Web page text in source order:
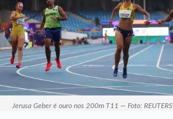
Jerusa Geber é ouro nos 200m T11 — Foto: REUTERS